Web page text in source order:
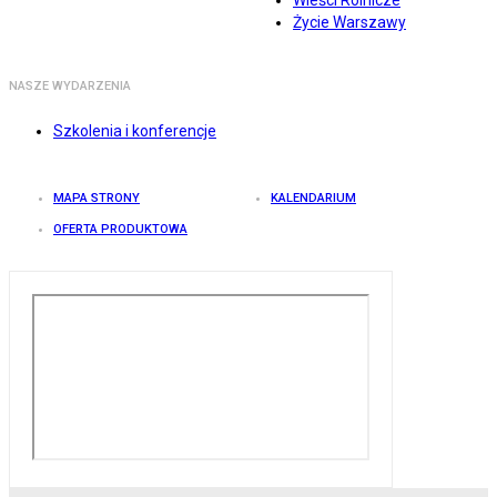
Życie Warszawy
NASZE WYDARZENIA
Szkolenia i konferencje
MAPA STRONY KALENDARIUM
OFERTA PRODUKTOWA